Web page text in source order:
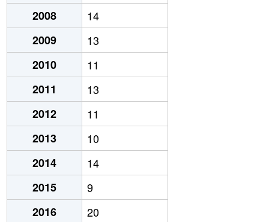
2008
14
2009
13
2010
11
2011
13
2012
11
2013
10
2014
14
2015
9
2016
20